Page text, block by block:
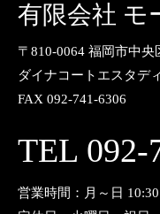
有限会社 モ
〒810-0064 福岡市中央
ダイナコートエスタデ
FAX 092-741-6306
TEL 092-
営業時間：月～日